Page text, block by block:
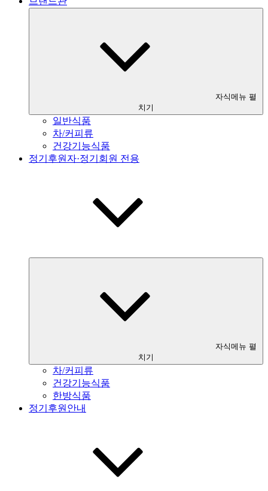
자식메뉴 펼
치기
일반식품
차/커피류
건강기능식품
정기후원자·정기회원 전용
자식메뉴 펼
치기
차/커피류
건강기능식품
한방식품
정기후원안내